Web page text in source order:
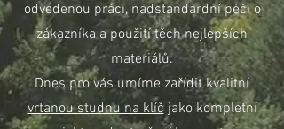
odvedenou práci, nadstandardní péči o
zákazníka a použití těch nejlepších
materiálů.
Dnes pro vás umíme zařídit kvalitní
vrtanou studnu na klíčjako kompletní